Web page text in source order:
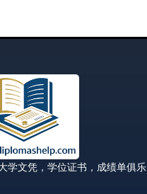
学文凭，学位证书，成绩单俱乐